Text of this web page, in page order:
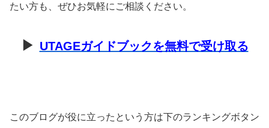
たい方も、ぜひお気軽にご相談ください。
▶ UTAGEガイドブックを無料で受け取る
このブログが役に立ったという方は下のランキングボタン